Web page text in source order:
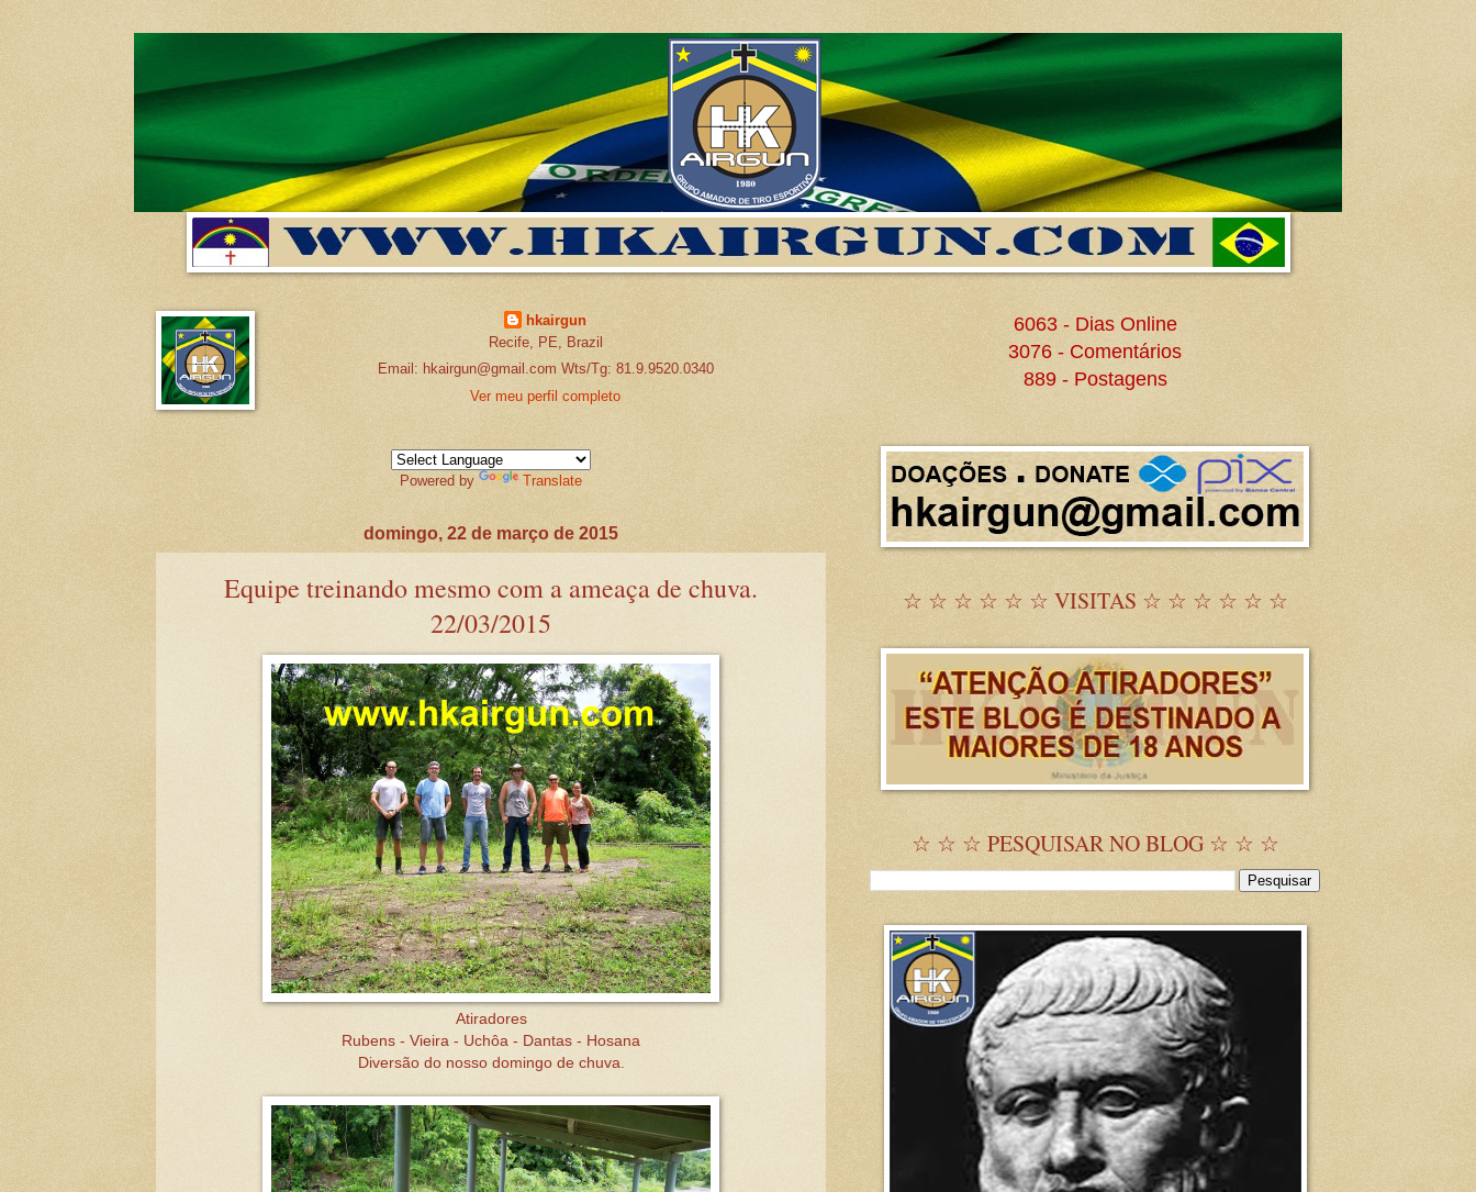
hkairgun
Recife, PE, Brazil
Email: hkairgun@gmail.com Wts/Tg: 81.9.9520.0340
Ver meu perfil completo
Powered by Translate
domingo, 22 de março de 2015
Equipe treinando mesmo com a ameaça de chuva.
22/03/2015
Atiradores
Rubens - Vieira - Uchôa - Dantas - Hosana
Diversão do nosso domingo de chuva.
6063 - Dias Online
3076 - Comentários
889 - Postagens
☆ ☆ ☆ ☆ ☆ ☆ VISITAS ☆ ☆ ☆ ☆ ☆ ☆
☆ ☆ ☆ PESQUISAR NO BLOG ☆ ☆ ☆